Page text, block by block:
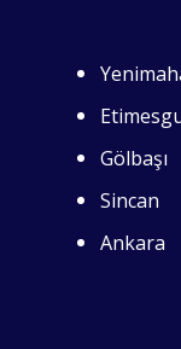
Gölbaşı
Sincan
Ankara